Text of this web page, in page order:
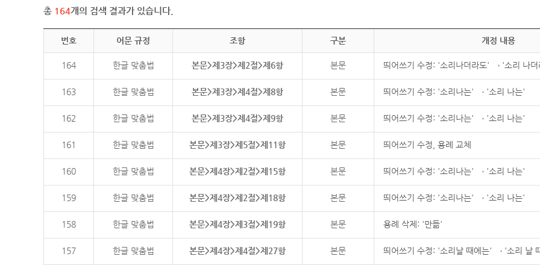
총 164개의 검색 결과가 있습니다.
번호 어문 규정 조항 구분 개정 내용
164 한글 맞춤법 본문>제3장>제2절>제6항 본문 띄어쓰기 수정: '소리나더라도' → '소리 나더
163 한글 맞춤법 본문>제3장>제4절>제8항 본문 띄어쓰기 수정: '소리나는' → '소리 나는'
162 한글 맞춤법 본문>제3장>제4절>제9항 본문 띄어쓰기 수정: '소리나는' → '소리 나는'
161 한글 맞춤법 본문>제3장>제5절>제11항 본문 띄어쓰기 수정, 용례 교체
160 한글 맞춤법 본문>제4장>제2절>제15항 본문 띄어쓰기 수정: '소리나는' → '소리 나는'
159 한글 맞춤법 본문>제4장>제2절>제18항 본문 띄어쓰기 수정: '소리나는' → '소리 나는'
158 한글 맞춤법 본문>제4장>제3절>제19항 본문 용례 삭제: '만듦'
157 한글 맞춤법 본문>제4장>제4절>제27항 본문 띄어쓰기 수정: '소리날 때에는' → '소리 날